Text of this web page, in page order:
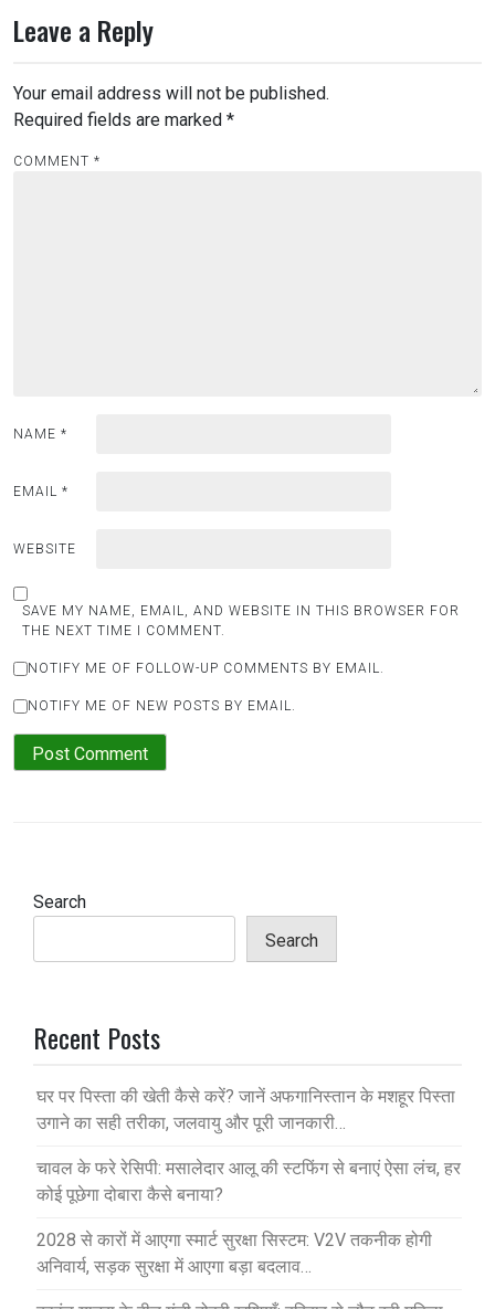
Leave a Reply
Your email address will not be published.
Required fields are marked *
COMMENT *
NAME *
EMAIL *
WEBSITE
SAVE MY NAME, EMAIL, AND WEBSITE IN THIS BROWSER FOR
THE NEXT TIME I COMMENT.
NOTIFY ME OF FOLLOW-UP COMMENTS BY EMAIL.
NOTIFY ME OF NEW POSTS BY EMAIL.
Search
Search
Recent Posts
घर पर पिस्ता की खेती कैसे करें? जानें अफगानिस्तान के मशहूर पिस्ता
उगाने का सही तरीका, जलवायु और पूरी जानकारी…
चावल के फरे रेसिपी: मसालेदार आलू की स्टफिंग से बनाएं ऐसा लंच, हर
कोई पूछेगा दोबारा कैसे बनाया?
2028 से कारों में आएगा स्मार्ट सुरक्षा सिस्टम: V2V तकनीक होगी
अनिवार्य, सड़क सुरक्षा में आएगा बड़ा बदलाव…